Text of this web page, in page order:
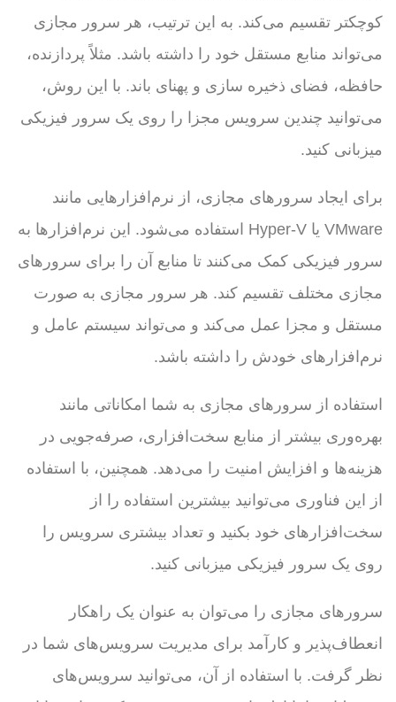
کوچکتر تقسیم می‌کند. به این ترتیب، هر سرور مجازی
می‌تواند منابع مستقل خود را داشته باشد. مثلاً پردازنده،
حافظه، فضای ذخیره سازی و پهنای باند. با این روش،
می‌توانید چندین سرویس مجزا را روی یک سرور فیزیکی
میزبانی کنید.
برای ایجاد سرورهای مجازی، از نرم‌افزارهایی مانند
VMware یا Hyper-V استفاده می‌شود. این نرم‌افزارها به
سرور فیزیکی کمک می‌کنند تا منابع آن را برای سرورهای
مجازی مختلف تقسیم کند. هر سرور مجازی به صورت
مستقل و مجزا عمل می‌کند و می‌تواند سیستم عامل و
نرم‌افزارهای خودش را داشته باشد.
استفاده از سرورهای مجازی به شما امکاناتی مانند
بهره‌وری بیشتر از منابع سخت‌افزاری، صرفه‌جویی در
هزینه‌ها و افزایش امنیت را می‌دهد. همچنین، با استفاده
از این فناوری می‌توانید بیشترین استفاده را از
سخت‌افزارهای خود بکنید و تعداد بیشتری سرویس را
روی یک سرور فیزیکی میزبانی کنید.
سرورهای مجازی را می‌توان به عنوان یک راهکار
انعطاف‌پذیر و کارآمد برای مدیریت سرویس‌های شما در
نظر گرفت. با استفاده از آن، می‌توانید سرویس‌های